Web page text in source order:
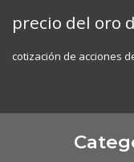
precio del oro
cotización de acciones